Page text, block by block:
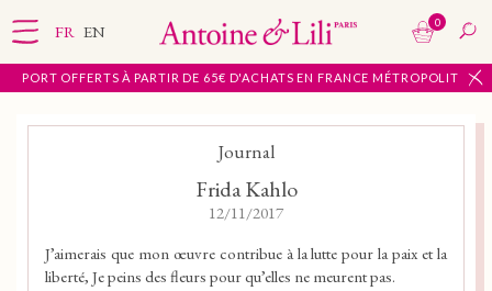
PORT OFFERTS À PARTIR DE 65€ D'ACHATS EN FRANCE MÉTROPOLITAINE
FR EN 0
Journal
Frida Kahlo
12/11/2017
J’aimerais que mon œuvre contribue à la lutte pour la paix et la
liberté, Je peins des fleurs pour qu’elles ne meurent pas.